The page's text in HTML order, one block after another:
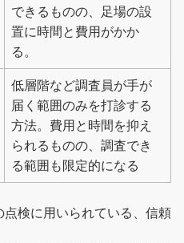
できるものの、足場の設
置に時間と費用がかか
る。
低層階など調査員が手が
届く範囲のみを打診する
方法。費用と時間を抑え
られるものの、調査でき
る範囲も限定的になる
検に用いられている、信頼